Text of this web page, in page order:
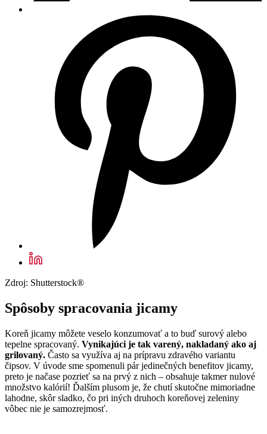
Zdroj: Shutterstock®
Spôsoby spracovania jicamy
Koreň jicamy môžete veselo konzumovať a to buď surový alebo
tepelne spracovaný. Vynikajúci je tak varený, nakladaný ako aj
grilovaný. Často sa využíva aj na prípravu zdravého variantu
čipsov. V úvode sme spomenuli pár jedinečných benefitov jicamy,
preto je načase pozrieť sa na prvý z nich – obsahuje takmer nulové
množstvo kalórií! Ďalším plusom je, že chutí skutočne mimoriadne
lahodne, skôr sladko, čo pri iných druhoch koreňovej zeleniny
vôbec nie je samozrejmosť.